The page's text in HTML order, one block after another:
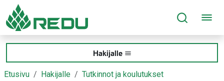
Siirry sivusisältöön
Hakijalle
Etusivu Hakijalle
Tutkinnot ja koulutukset